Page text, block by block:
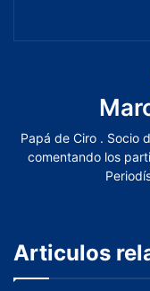
Papá de Ciro . Socio
comentando los
Articulos